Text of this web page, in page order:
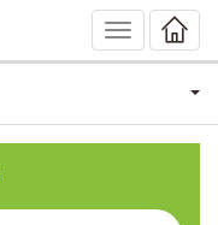
Toggle
navigation